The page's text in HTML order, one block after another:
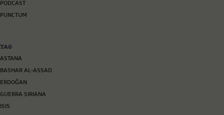
PODCAST
PUNCTUM
TAG
ASTANA
BASHAR AL-ASSAD
ERDOĞAN
GUERRA SIRIANA
ISIS